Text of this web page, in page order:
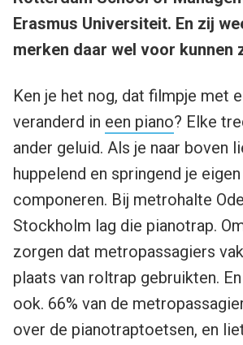
Erasmus Universiteit. En zij
merken daar wel voor kunnen
Ken je het nog, dat filmpje met
veranderd in een piano? Elke
ander geluid. Als je naar boven
huppelend en springend je
componeren. Bij metrohalte
Stockholm lag die pianotrap.
zorgen dat metropassagiers
plaats van roltrap gebruikten.
ook. 66% van de
over de pianotraptoetsen, en